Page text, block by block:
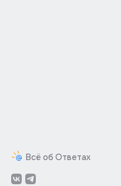
Всё об Ответах